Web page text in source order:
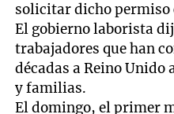
solicitar dicho permiso
El gobierno laborista
trabajadores que han
décadas a Reino Unido
y familias.
El domingo, el primer